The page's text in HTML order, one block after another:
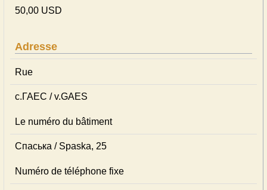
50,00 USD
Adresse
Rue
c.ГАЕС / v.GAES
Le numéro du bâtiment
Спаська / Spaska, 25
Numéro de téléphone fixe